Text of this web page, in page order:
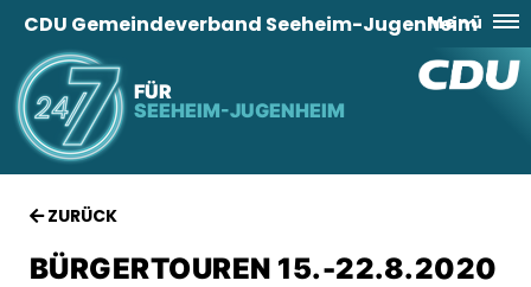
FÜR
SEEHEIM-JUGENHEIM
CDU Gemeindeverband Seeheim-Jugenheim
Menü
ZURÜCK
BÜRGERTOUREN 15.-22.8.2020